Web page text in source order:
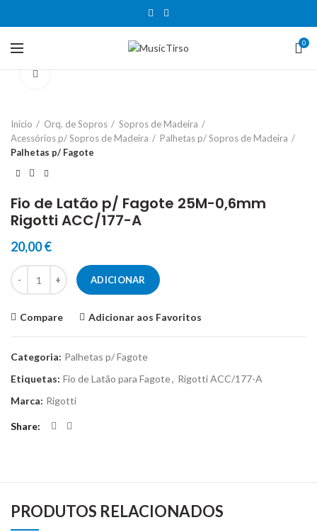
0
Início Orq. de Sopros
Sopros de Madeira
Acessórios p/ Sopros de Madeira
Palhetas p/ Sopros de Madeira
Palhetas p/ Fagote
Fio de Latão p/ Fagote 25M-0,6mm
Rigotti ACC/177-A
20,00€
Quantidade de Fio de Latão p/ Fagote 25M-0,6mm Rigotti ACC/177-A
ADICIONAR
Compare Adicionar aos Favoritos
Categoria: Palhetas p/ Fagote
Etiquetas: Fio de Latão para Fagote, Rigotti ACC/177-A
Marca: Rigotti
Share
PRODUTOS RELACIONADOS